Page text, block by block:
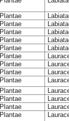
Plantae
Plantae
Plantae
Plantae
Plantae
Plantae
Plantae
Plantae
Plantae
Plantae
Plantae
Plantae
Plantae